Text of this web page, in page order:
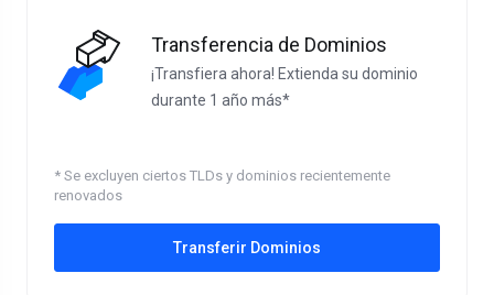
Transferencia de Dominios
¡Transfiera ahora! Extienda su dominio
durante 1 año más*
* Se excluyen ciertos TLDs y dominios recientemente
renovados
Transferir Dominios